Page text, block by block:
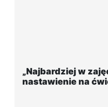
„Wygodna,
położona w